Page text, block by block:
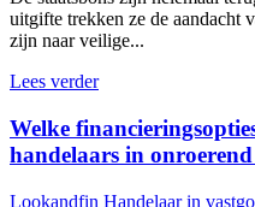
uitgifte trekken ze de aandacht
zijn naar veilige...
Lees verder
Welke
handelaars in onroerend
Lookandfin Handelaar in